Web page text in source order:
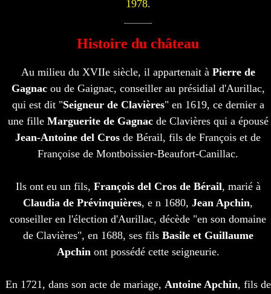
1978.
Histoire du château
Au milieu du XVIIe siècle, il appartenait à Pierre de
Gagnacou de Gaignac, conseiller au présidial d'Aurillac,
qui est dit "Seigneur de Clavières" en 1619, ce dernier a
une fille Marguerite de Gagnacde Clavières qui a épousé
Jean-Antoine del Cros de Bérail, fils de François et de
Françoise de Montboissier-Beaufort-Canillac.
Ils ont eu un fils, François del Cros de Bérail, marié à
Claudia de Prévinquières, e n 1680, Jean Apchin,
conseiller en l'élection d'Aurillac, décède "en son domaine
de Clavières", en 1688, ses fils Basile et Guillaume
Apchin ont possédé cette seigneurie.
En 1721, dans son acte de mariage, Antoine Apchin, fils de